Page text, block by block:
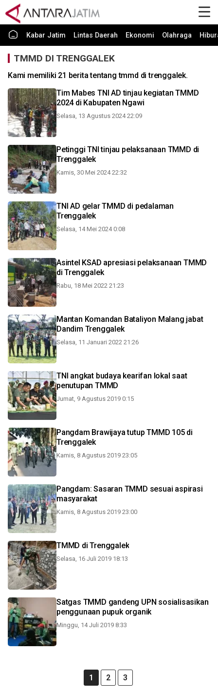
Kabar Jatim Lintas Daerah Ekonomi Olahraga
TMMD DI TRENGGALEK
Kami memiliki 21 berita tentang tmmd di trenggalek.
Tim Mabes TNI AD tinjau kegiatan TMMD
2024 di Kabupaten Ngawi
Selasa, 13 Agustus 2024 22:09
Petinggi TNI tinjau pelaksanaan TMMD di
Trenggalek
Kamis, 30 Mei 2024 22:32
TNI AD gelar TMMD di pedalaman
Trenggalek
Selasa, 14 Mei 2024 0:08
Asintel KSAD apresiasi pelaksanaan TMMD
di Trenggalek
Rabu, 18 Mei 2022 21:23
Mantan Komandan Bataliyon Malang jabat
Dandim Trenggalek
Selasa, 11 Januari 2022 21:26
TNI angkat budaya kearifan lokal saat
penutupan TMMD
Jumat, 9 Agustus 2019 0:15
Pangdam Brawijaya tutup TMMD 105 di
Trenggalek
Kamis, 8 Agustus 2019 23:05
Pangdam: Sasaran TMMD sesuai aspirasi
masyarakat
Kamis, 8 Agustus 2019 23:00
TMMD di Trenggalek
Selasa, 16 Juli 2019 18:13
Satgas TMMD gandeng UPN sosialisasikan
penggunaan pupuk organik
Minggu, 14 Juli 2019 8:33
1 2 3